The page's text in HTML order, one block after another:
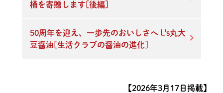
桶を寄贈します[後編]
50周年を迎え、一歩先のおいしさへ L's丸大
豆醤油[生活クラブの醤油の進化]
【2026年3月17日掲載】